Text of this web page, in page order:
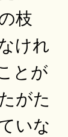
枝
けれ
とが
がた
いな